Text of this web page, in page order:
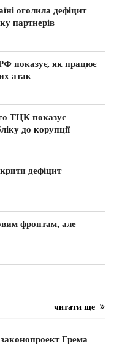
оголила дефіцит
партнерів
показує, як працює
атак
ТЦК показує
до корупції
дефіцит
фронтам, але
читати ще
Грема